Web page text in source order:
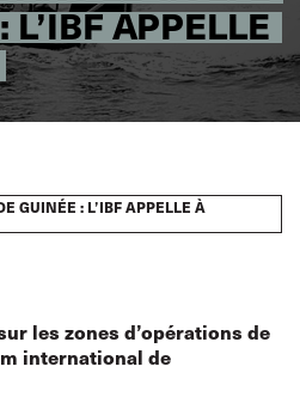
APPELLE
GUINÉE : L’IBF APPELLE À
les zones d’opérations de
international de